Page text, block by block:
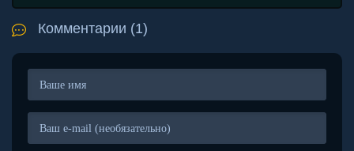
Комментарии (1)